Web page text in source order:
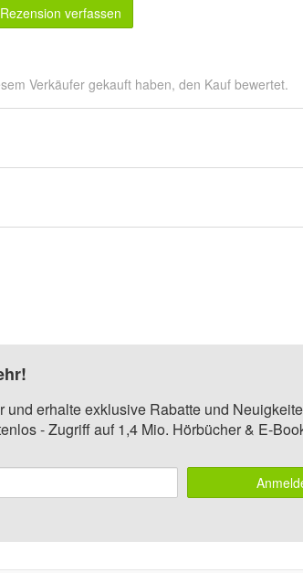
Rezension verfassen
Verkäufer gekauft haben, den Kauf bewertet.
erhalte exklusive Rabatte und
- Zugriff auf 1,4 Mio. Hörbücher & E-